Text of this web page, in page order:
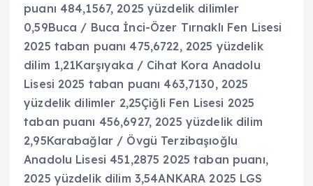
puanı 484,1567, 2025 yüzdelik dilimler
0,59Buca / Buca İnci-Özer Tırnaklı Fen Lisesi
2025 taban puanı 475,6722, 2025 yüzdelik
dilim 1,21Karşıyaka / Cihat Kora Anadolu
Lisesi 2025 taban puanı 463,7130, 2025
yüzdelik dilimler 2,25Çiğli Fen Lisesi 2025
taban puanı 456,6927, 2025 yüzdelik dilim
2,95Karabağlar / Övgü Terzibaşıoğlu
Anadolu Lisesi 451,2875 2025 taban puanı,
2025 yüzdelik dilim 3,54ANKARA 2025 LGS